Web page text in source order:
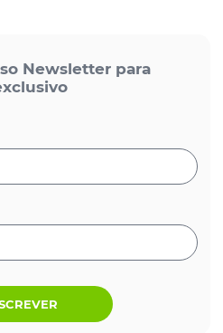
Newsletter para